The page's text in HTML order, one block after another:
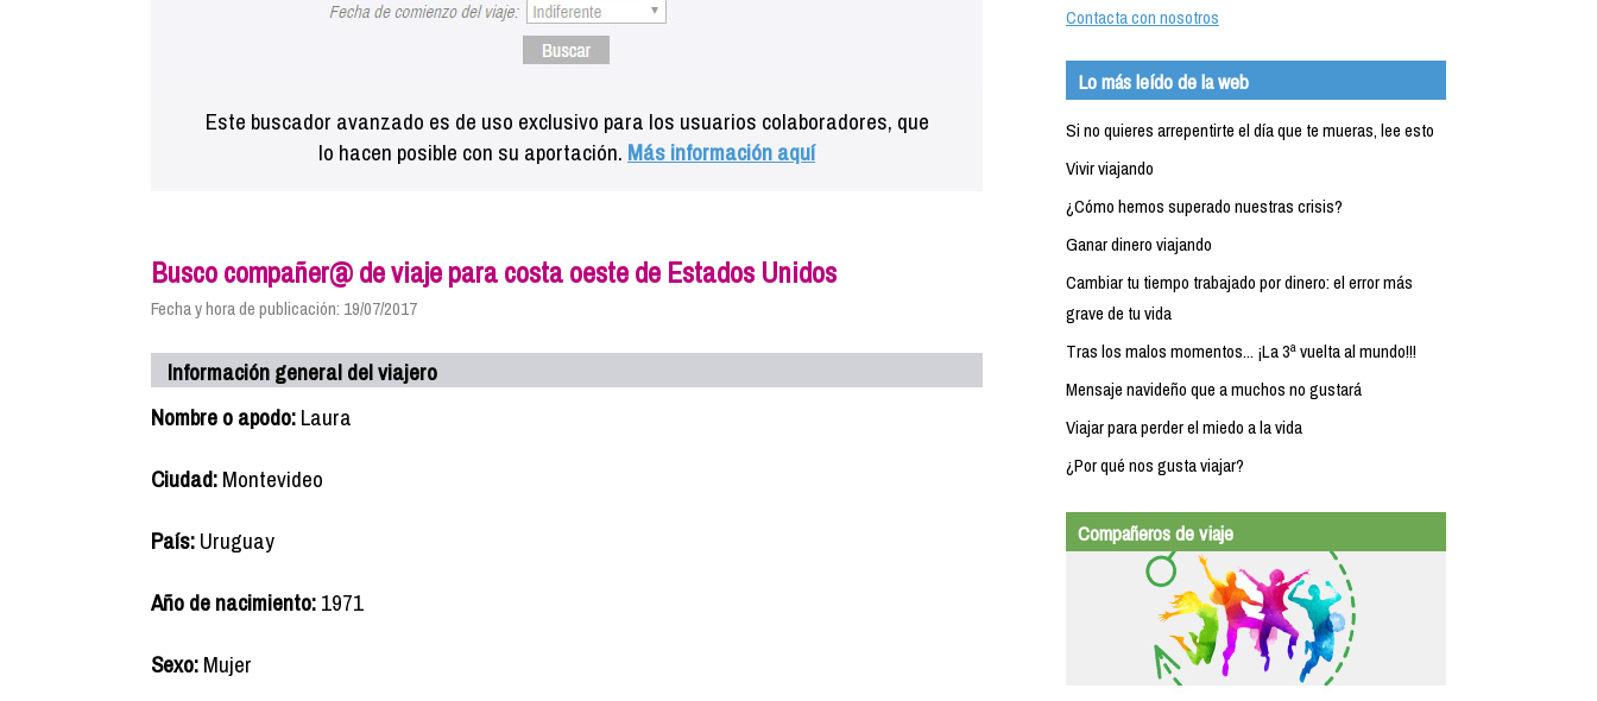
Este buscador avanzado es de uso exclusivo para los usuarios colaboradores, que
lo hacen posible con su aportación. Más información aquí
Busco compañer@ de viaje para costa oeste de Estados Unidos
Fecha y hora de publicación: 19/07/2017
Información general del viajero
Nombre o apodo:Laura
Ciudad:Montevideo
País:Uruguay
Año de nacimiento:1971
Sexo:Mujer
Contacta con nosotros
Lo más leído de la web
Si no quieres arrepentirte el día que te mueras, lee esto
Vivir viajando
¿Cómo hemos superado nuestras crisis?
Ganar dinero viajando
Cambiar tu tiempo trabajado por dinero: el error más
grave de tu vida
Tras los malos momentos... ¡La 3ª vuelta al mundo!!!
Mensaje navideño que a muchos no gustará
Viajar para perder el miedo a la vida
¿Por qué nos gusta viajar?
Compañeros de viaje